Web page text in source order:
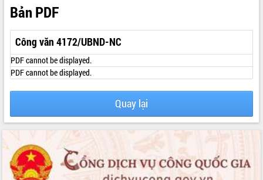
LÃNH ĐẠO UBND TỈNH
TIN TỨC SỰ KIỆN
SỞ, BAN, NGÀNH
UBND CÁC XÃ, PHƯỜNG
HỆ THỐNG VĂN BẢN
VĂN BẢN HĐND TỈNH
ĐIỂM TIN VĂN BẢN
Bản PDF
Công văn 4172/UBND-NC
PDF cannot be displayed.
PDF cannot be displayed.
Quay lại